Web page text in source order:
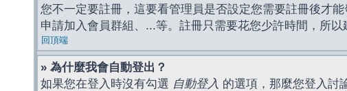
您不一定要註冊，這要看管理員是否設定您需要註冊後才
申請加入會員群組、...等。註冊只需要花您少許時間，所以
回頂端
» 為什麼我會自動登出？
如果您在登入時沒有勾選 自動登入 的選項，那麼您登入討